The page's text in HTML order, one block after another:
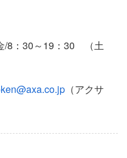
/8：30～19：30 （土
（アクサ